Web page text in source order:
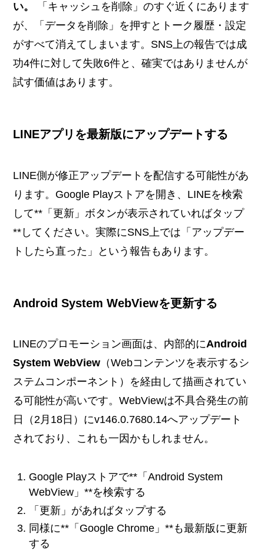
い。
「キャッシュを削除」のすぐ近くにあります
が、「データを削除」を押すとトーク履歴・設定
がすべて消えてしまいます。SNS上の報告では成
功4件に対して失敗6件と、確実ではありませんが
試す価値はあります。
LINEアプリを最新版にアップデートする
LINE側が修正アップデートを配信する可能性があ
ります。Google Playストアを開き、LINEを検索
して**「更新」ボタンが表示されていればタップ
**してください。実際にSNS上では「アップデー
トしたら直った」という報告もあります。
Android System WebViewを更新する
LINEのプロモーション画面は、内部的にAndroid
System WebView （Webコンテンツを表示するシ
ステムコンポーネント）を経由して描画されてい
る可能性が高いです。WebViewは不具合発生の前
日（2月18日）にv146.0.7680.14へアップデート
されており、これも一因かもしれません。
Google Playストアで**「Android System
WebView」**を検索する
「更新」があればタップする
同様に**「Google Chrome」**も最新版に更新
する